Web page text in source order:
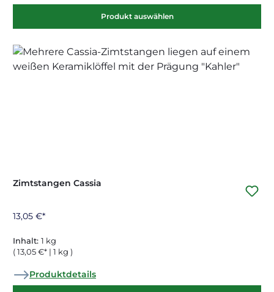
Produkt auswählen
Zimtstangen Cassia
13,05 €*
Inhalt: 1 kg
( 13,05 €* | 1 kg )
Produktdetails